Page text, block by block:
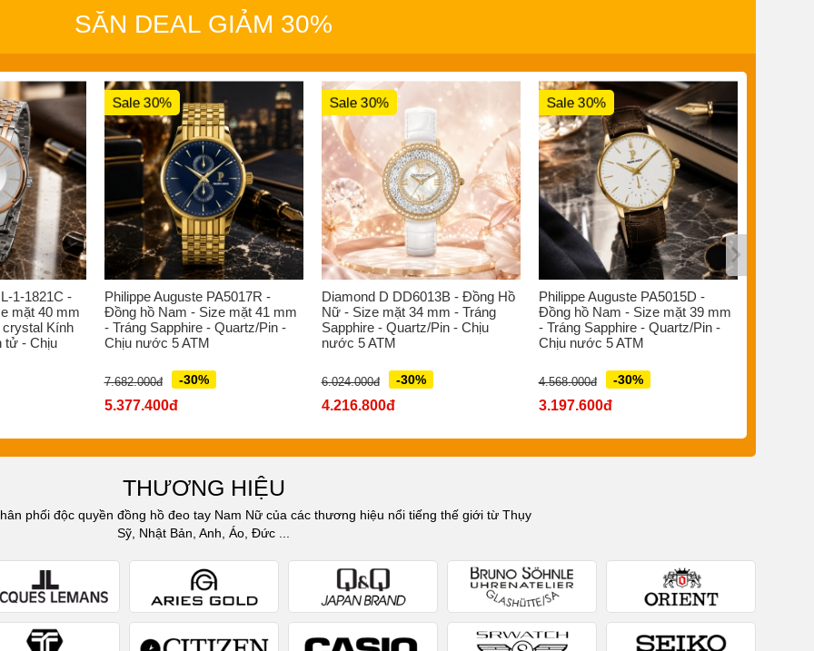
SĂN DEAL GIẢM 30%
1-1821C -
mặt 40 mm
Kính
tử - Chịu
Sale 30%
Philippe Auguste PA5017R -
Đồng hồ Nam - Size mặt 41 mm
- Tráng Sapphire - Quartz/Pin -
Chịu nước 5 ATM
7.682.000đ -30%
5.377.400đ
Sale 30%
Diamond D DD6013B - Đồng Hồ
Nữ - Size mặt 34 mm - Tráng
Sapphire - Quartz/Pin - Chịu
nước 5 ATM
6.024.000đ -30%
4.216.800đ
Sale 30%
Philippe Auguste PA5015D -
Đồng hồ Nam - Size mặt 39 mm
- Tráng Sapphire - Quartz/Pin -
Chịu nước 5 ATM
4.568.000đ -30%
3.197.600đ
THƯƠNG HIỆU
phối độc quyền đồng hồ đeo tay Nam Nữ của các thương hiệu nổi tiếng thế giới từ Thụy
Sỹ, Nhật Bản, Anh, Áo, Đức ...